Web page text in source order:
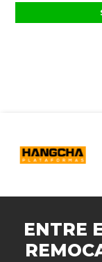
ENTRE